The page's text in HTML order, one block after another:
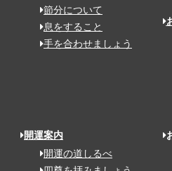
節分について
息をすること
手を合わせましょう
開運案内
開運の道しるべ